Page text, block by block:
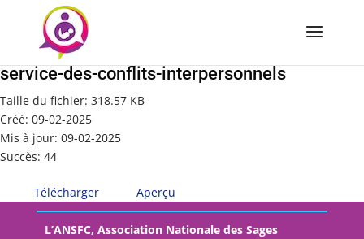
08_Le-dispositif-de-conciliation-locale-au-
service-des-conflits-interpersonnels
Taille du fichier: 318.57 KB
Créé: 09-02-2025
Mis à jour: 09-02-2025
Succès: 44
Télécharger Aperçu
L’ANSFC, Association Nationale des Sages